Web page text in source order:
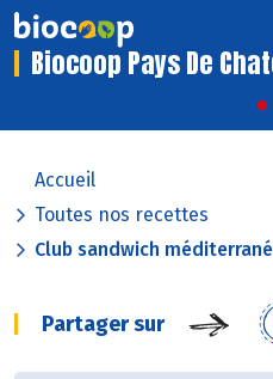
Biocoop Pays De
Accueil
Toutes nos recettes
Club sandwich
Partager sur